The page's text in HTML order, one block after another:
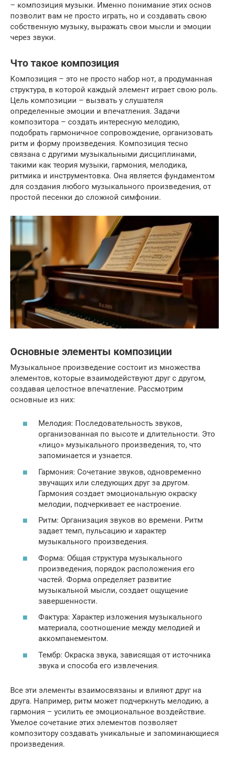
– композиция музыки. Именно понимание этих основ
позволит вам не просто играть, но и создавать свою
собственную музыку, выражать свои мысли и эмоции
через звуки.
Что такое композиция
Композиция – это не просто набор нот, а продуманная
структура, в которой каждый элемент играет свою роль.
Цель композиции – вызвать у слушателя
определенные эмоции и впечатления. Задачи
композитора – создать интересную мелодию,
подобрать гармоничное сопровождение, организовать
ритм и форму произведения. Композиция тесно
связана с другими музыкальными дисциплинами,
такими как теория музыки, гармония, мелодика,
ритмика и инструментовка. Она является фундаментом
для создания любого музыкального произведения, от
простой песенки до сложной симфонии.
Основные элементы композиции
Музыкальное произведение состоит из множества
элементов, которые взаимодействуют друг с другом,
создавая целостное впечатление. Рассмотрим
основные из них:
Мелодия: Последовательность звуков,
организованная по высоте и длительности. Это
«лицо» музыкального произведения, то, что
запоминается и узнается.
Гармония: Сочетание звуков, одновременно
звучащих или следующих друг за другом.
Гармония создает эмоциональную окраску
мелодии, подчеркивает ее настроение.
Ритм: Организация звуков во времени. Ритм
задает темп, пульсацию и характер
музыкального произведения.
Форма: Общая структура музыкального
произведения, порядок расположения его
частей. Форма определяет развитие
музыкальной мысли, создает ощущение
завершенности.
Фактура: Характер изложения музыкального
материала, соотношение между мелодией и
аккомпанементом.
Тембр: Окраска звука, зависящая от источника
звука и способа его извлечения.
Все эти элементы взаимосвязаны и влияют друг на
друга. Например, ритм может подчеркнуть мелодию, а
гармония – усилить ее эмоциональное воздействие.
Умелое сочетание этих элементов позволяет
композитору создавать уникальные и запоминающиеся
произведения.